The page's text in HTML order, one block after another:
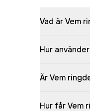
Vad är Vem
Hur
Är Vem
Hur får Vem